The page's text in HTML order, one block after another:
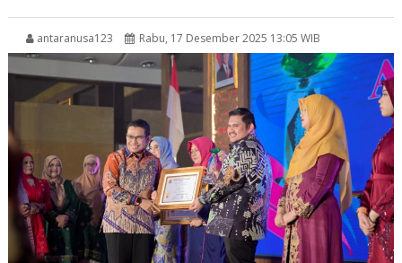
antaranusa123 Rabu, 17 Desember 2025 13:05 WIB